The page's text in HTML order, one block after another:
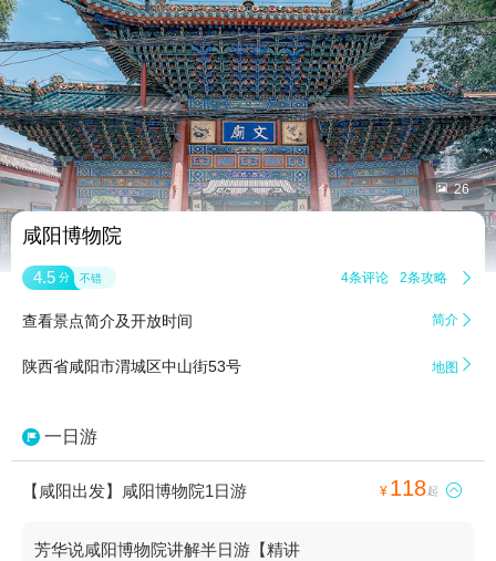
 26
咸阳博物院
4.5 分 不错 4条评论 2条攻略 
查看景点简介及开放时间 简介 
陕西省咸阳市渭城区中山街53号 地图 
一日游
【咸阳出发】咸阳博物院1日游 ¥ 118起 
芳华说咸阳博物院讲解半日游【精讲